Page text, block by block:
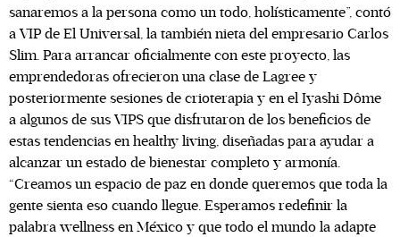
sanaremos a la persona como un todo, holísticamente”, contó
a VIP de El Universal, la también nieta del empresario Carlos
Slim. Para arrancar oficialmente con este proyecto, las
emprendedoras ofrecieron una clase de Lagree y
posteriormente sesiones de crioterapia y en el Iyashi Dôme
a algunos de sus VIPS que disfrutaron de los beneficios de
estas tendencias en healthy living, diseñadas para ayudar a
alcanzar un estado de bienestar completo y armonía.
“Creamos un espacio de paz en donde queremos que toda la
gente sienta eso cuando llegue. Esperamos redefinir la
palabra wellness en México y que todo el mundo la adapte